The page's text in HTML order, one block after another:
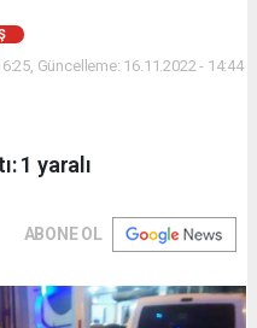
Güncelleme: 16.11.2022 - 14:44
1 yaralı
ABONE OL